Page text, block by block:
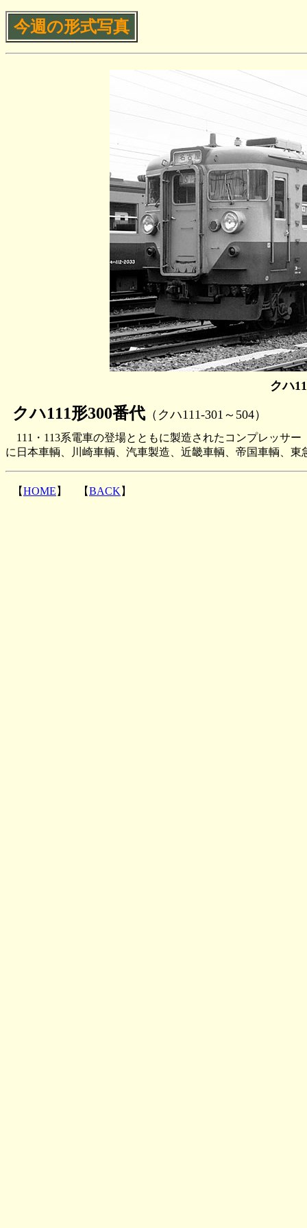
今週の形式写真
クハ
クハ111形300番代（クハ111-301～504）
111・113系電車の登場とともに製造されたコンプレッサー
に日本車輌、川崎車輌、汽車製造、近畿車輌、帝国車輌、東
【HOME 】 【BACK 】